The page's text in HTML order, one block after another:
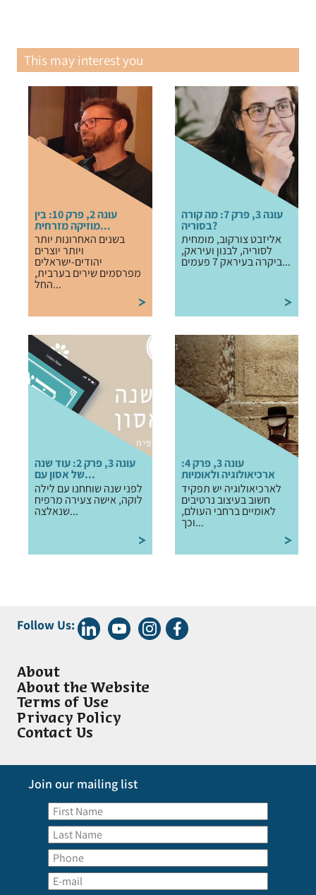
This may interest you
עונה 2, פרק 10: בין
מוזיקה מזרחית...
בשנים האחרונות יותר
ויותר יוצרים
יהודים-ישראלים
מפרסמים שירים בערבית,
החל...
עונה 3, פרק 7: מה קורה
בסוריה?
אליזבט צורקוב, מומחית
לסוריה, לבנון ועיראק,
ביקרה בעיראק 7 פעמים...
עונה 3, פרק 2: עוד שנה
של אסון עם...
לפני שנה שוחחנו עם לילה
לוקה, אישה צעירה מרפיח
שנאלצה...
עונה 3, פרק 4:
ארכיאולוגיה ולאומיות
לארכיאולוגיה יש תפקיד
חשוב בעיצוב נרטיבים
לאומיים ברחבי העולם,
וכך...
Follow Us:
About
About the Website
Terms of Use
Privacy Policy
Contact Us
Join our mailing list